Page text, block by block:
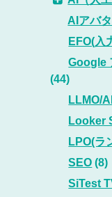
AIアバ
EFO(入
Google
(44)
LLMO/
Looker
LPO(ラ
SEO (8)
SiTest